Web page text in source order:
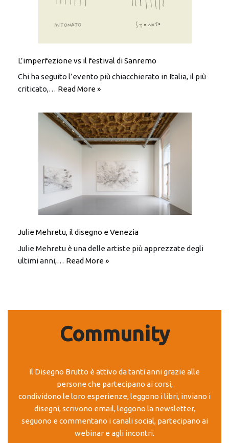
L’imperfezione vs il festival di Sanremo
Chi ha seguito l’evento più chiacchierato in Italia, il più
criticato,… Read More »
Julie Mehretu, il disegno e Venezia
Julie Mehretu è una delle artiste più apprezzate degli
ultimi anni,… Read More »
Community
Il Disegno Brutto è attivo da tanti anni grazie alle
persone che partecipano ai corsi,
condividono le loro esperienze, leggono i libri, inviano i
disegni, scrivono email, leggono la newsletter,
seguono e commentano i canali social, partecipano ai
webinar e agli incontri.